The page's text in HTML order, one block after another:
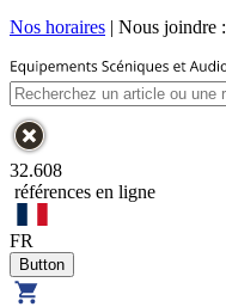
Nos horaires | Nous joindre :
32.608
références en ligne
FR